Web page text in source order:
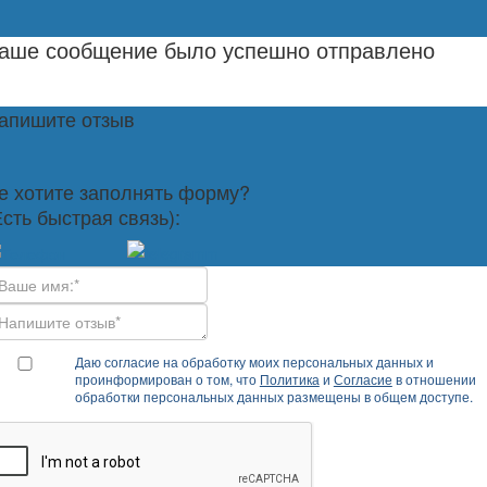
сообщение было успешно отправлено
отзыв
хотите заполнять форму?
быстрая связь):
Даю согласие на обработку моих персональных данных и
проинформирован о том, что Политика и Согласие в отношении
обработки персональных данных размещены в общем доступе.